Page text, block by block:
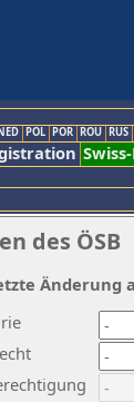
POL POR ROU RUS
des ÖSB
Änderung